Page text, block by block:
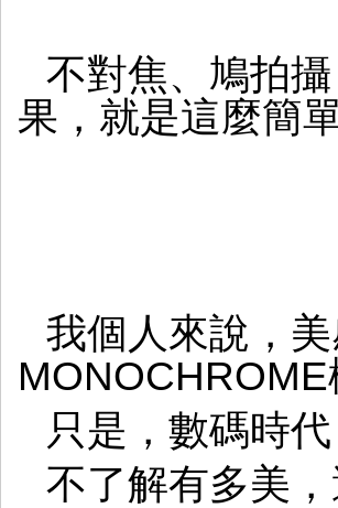
不對焦、鳩拍
果，就是這麼簡單
我個人來說，
只是，數碼時
不了解有多美